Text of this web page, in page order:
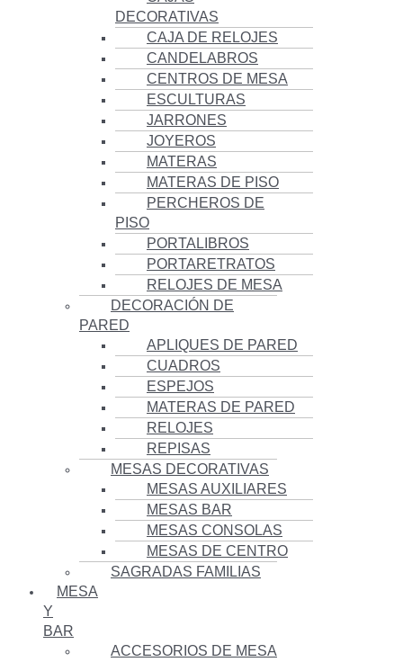
DECORATIVAS
CAJA DE RELOJES
CANDELABROS
CENTROS DE MESA
ESCULTURAS
JARRONES
JOYEROS
MATERAS
MATERAS DE PISO
PERCHEROS DE
PISO
PORTALIBROS
PORTARETRATOS
RELOJES DE MESA
DECORACIÓN DE
PARED
APLIQUES DE PARED
CUADROS
ESPEJOS
MATERAS DE PARED
RELOJES
REPISAS
MESAS DECORATIVAS
MESAS AUXILIARES
MESAS BAR
MESAS CONSOLAS
MESAS DE CENTRO
SAGRADAS FAMILIAS
MESA
Y
BAR
ACCESORIOS DE MESA